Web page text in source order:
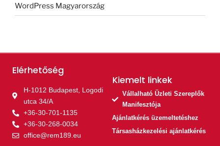
WordPress Magyarország
Elérhetőség
H-1012 Budapest, Logodi
utca 34/A
+36-30-701-1135
+36-30-268-0034
office@rem189.eu
Kiemelt linkek​
Vállalható Üzleti Szereplők
Manifesztója
Ajánlatkérés üzemeltetéshez
Társasházkezelési ajánlatkérés